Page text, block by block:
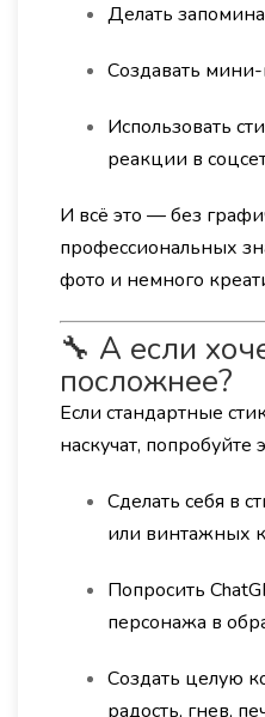
Делать
Создавать
Использовать
реакции в
И всё это — без
профессиональных
фото и немного
🔧 А если
посложнее?
Если стандартные
наскучат, попробуйте
Сделать себя в
или винтажных
Попросить
персонажа в
Создать целую
радость, гнев,